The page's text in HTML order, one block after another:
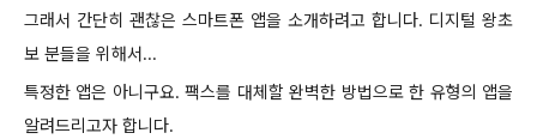
그래서 간단히 괜찮은 스마트폰 앱을 소개하려고 합니다. 디지털 왕초
보 분들을 위해서...
특정한 앱은 아니구요. 팩스를 대체할 완벽한 방법으로 한 유형의 앱을
알려드리고자 합니다.